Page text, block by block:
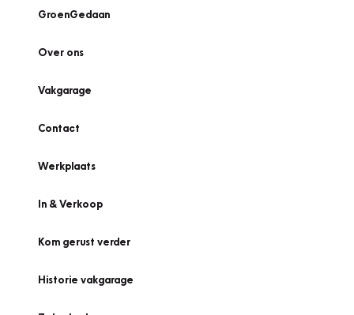
GroenGedaan
Over ons
Vakgarage
Contact
Werkplaats
In & Verkoop
Kom gerust verder
Historie vakgarage